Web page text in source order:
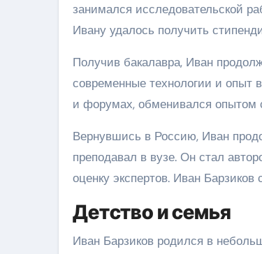
занимался исследовательской
Ивану удалось получить
Получив бакалавра, Иван
современные технологии и опыт
и форумах, обменивался
Вернувшись в Россию, Иван
преподавал в вузе. Он стал
оценку экспертов. Иван
Детство и семья
Иван Барзиков родился в